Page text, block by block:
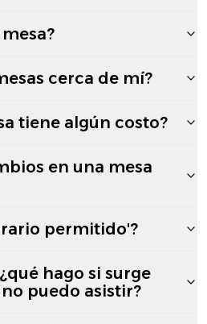
cerca de mí?
tiene algún costo?
en una mesa
permitido'?
hago si surge
puedo asistir?